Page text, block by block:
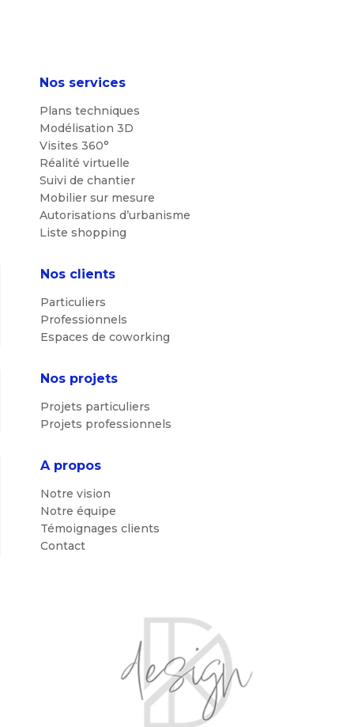
Nos services
Plans techniques
Modélisation 3D
Visites 360°
Réalité virtuelle
Suivi de chantier
Mobilier sur mesure
Autorisations d’urbanisme
Liste shopping
Nos clients
Particuliers
Professionnels
Espaces de coworking
Nos projets
Projets particuliers
Projets professionnels
A propos
Notre vision
Notre équipe
Témoignages clients
Contact